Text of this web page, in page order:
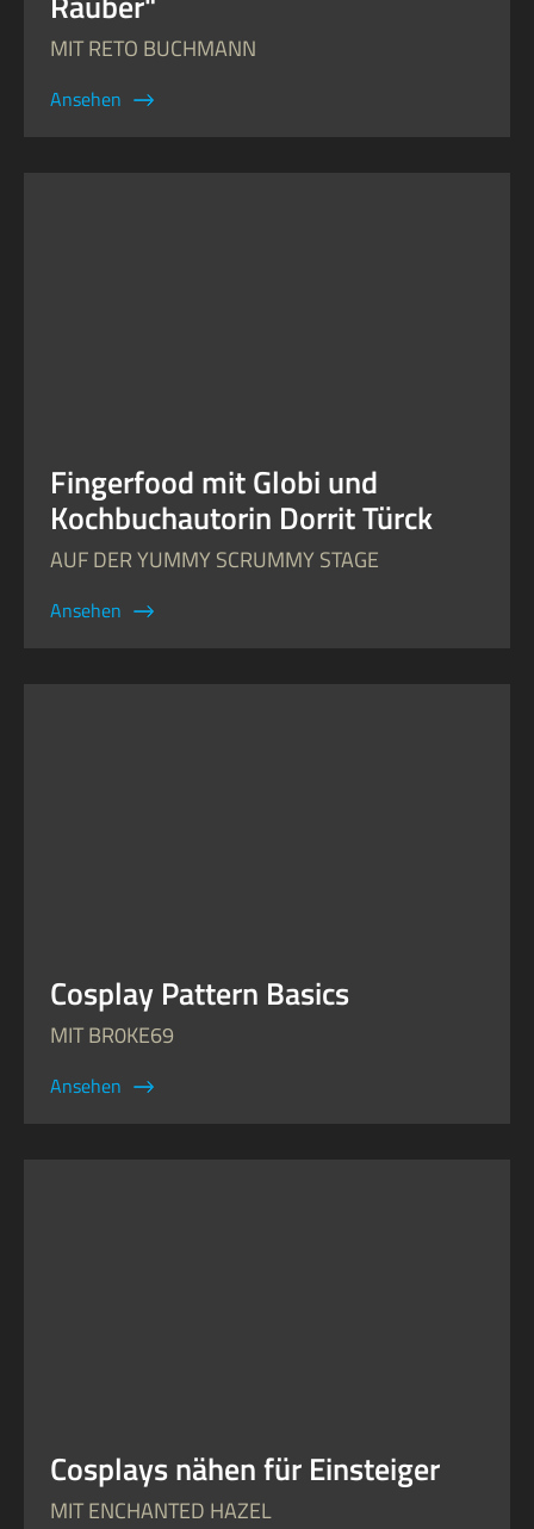
MIT RETO BUCHMANN
Ansehen
Fingerfood mit Globi und
Kochbuchautorin Dorrit Türck
AUF DER YUMMY SCRUMMY STAGE
Ansehen
Cosplay Pattern Basics
MIT BR0KE69
Ansehen
Cosplays nähen für Einsteiger
MIT ENCHANTED HAZEL